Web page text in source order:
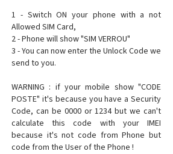
1 - Switch ON your phone with a not
Allowed SIM Card,
2 - Phone will show "SIM VERROU"
3 - You can now enter the Unlock Code we
send to you.
WARNING : if your mobile show "CODE
POSTE" it's because you have a Security
Code, can be 0000 or 1234 but we can't
calculate this code with your IMEI
because it's not code from Phone but
code from the User of the Phone !